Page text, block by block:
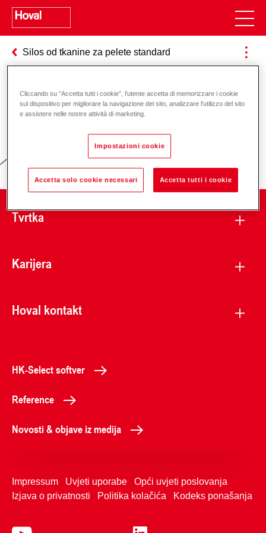
Silos od tkanine za pelete standard
Odgovornost za energiju i okoliš
Tvrtka
Karijera
Hoval kontakt
HK-Select softver
Reference
Novosti & objave iz medija
Impressum Uvjeti uporabe
Opći uvjeti poslovanja
Izjava o privatnosti
Politika kolačića Kodeks ponašanja
Cliccando su “Accetta tutti i cookie”, l'utente accetta di memorizzare i cookie
sul dispositivo per migliorare la navigazione del sito, analizzare l'utilizzo del sito
e assistere nelle nostre attività di marketing.
Impostazioni cookie
Accetta solo cookie necessari Accetta tutti i cookie